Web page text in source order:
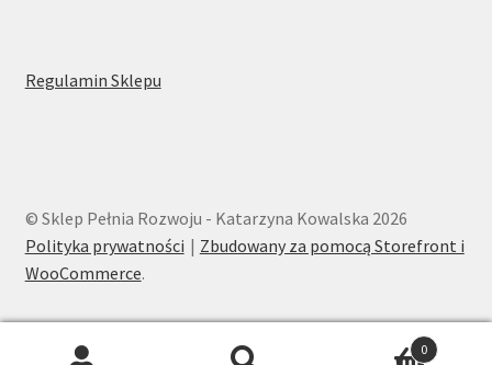
Regulamin Sklepu
© Sklep Pełnia Rozwoju - Katarzyna Kowalska 2026
Polityka prywatności
Zbudowany za pomocą Storefront i
WooCommerce.
0